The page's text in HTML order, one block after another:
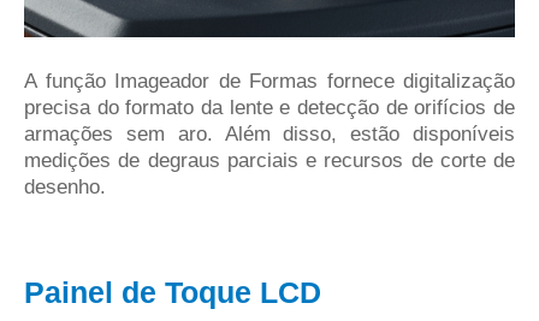
A função Imageador de Formas fornece digitalização
precisa do formato da lente e detecção de orifícios de
armações sem aro. Além disso, estão disponíveis
medições de degraus parciais e recursos de corte de
desenho.
Painel de Toque LCD